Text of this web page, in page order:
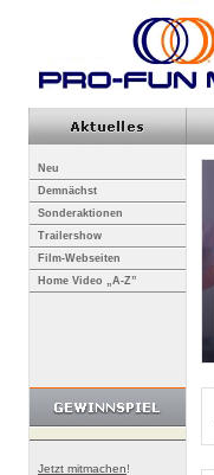
Neu
Demnächst
Sonderaktionen
Trailershow
Film-Webseiten
Home Video „A-Z”
Jetzt mitmachen!